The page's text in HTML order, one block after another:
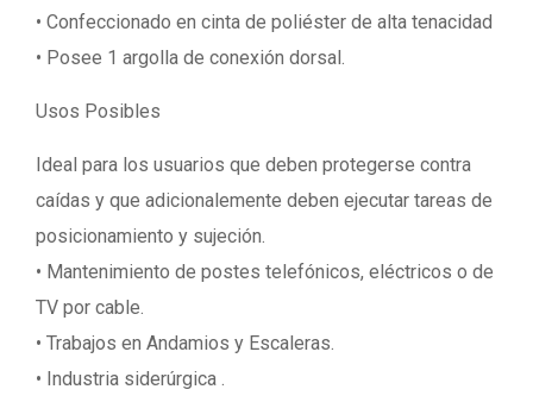
• Confeccionado en cinta de poliéster de alta tenacidad
• Posee 1 argolla de conexión dorsal.
Usos Posibles
Ideal para los usuarios que deben protegerse contra
caídas y que adicionalemente deben ejecutar tareas de
posicionamiento y sujeción.
• Mantenimiento de postes telefónicos, eléctricos o de
TV por cable.
• Trabajos en Andamios y Escaleras.
• Industria siderúrgica .